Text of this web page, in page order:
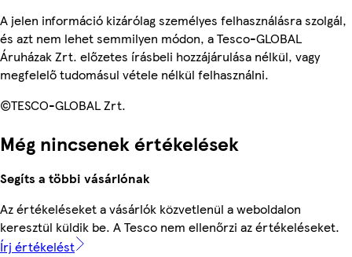
A jelen információ kizárólag személyes felhasználásra szolgál,
és azt nem lehet semmilyen módon, a Tesco-GLOBAL
Áruházak Zrt. előzetes írásbeli hozzájárulása nélkül, vagy
megfelelő tudomásul vétele nélkül felhasználni.
©TESCO-GLOBAL Zrt.
Még nincsenek értékelések
Segíts a többi vásárlónak
Az értékeléseket a vásárlók közvetlenül a weboldalon
keresztül küldik be. A Tesco nem ellenőrzi az értékeléseket.
Írj értékelést